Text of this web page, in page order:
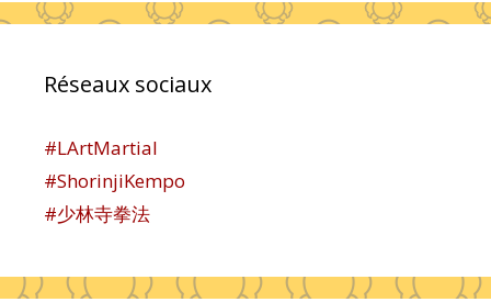
Réseaux sociaux
#LArtMartial
#ShorinjiKempo
#少林寺拳法